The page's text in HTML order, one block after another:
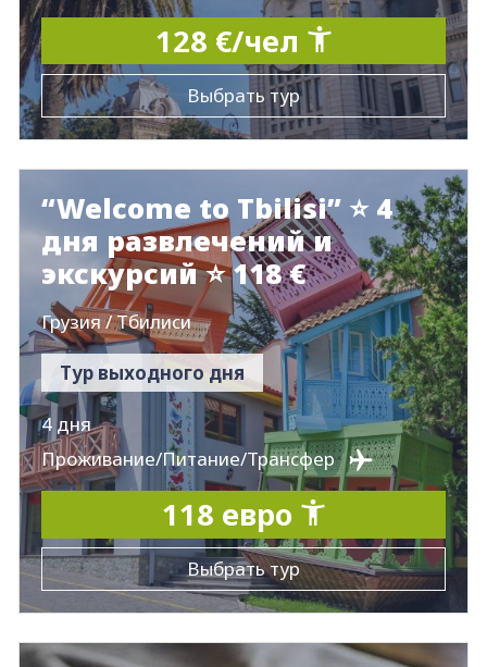
128 €/чел
Выбрать тур
“Welcome to Tbilisi” ⭐ 4
дня развлечений и
экскурсий ⭐ 118 €
Грузия / Тбилиси
Тур выходного дня
4 дня
Проживание/Питание/Трансфер
118 евро
Выбрать тур